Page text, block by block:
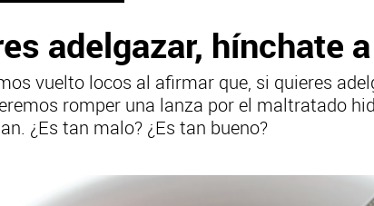
adelgazar, hínchate
vuelto locos al afirmar que, si quieres
romper una lanza por el maltratado
¿Es tan malo? ¿Es tan bueno?